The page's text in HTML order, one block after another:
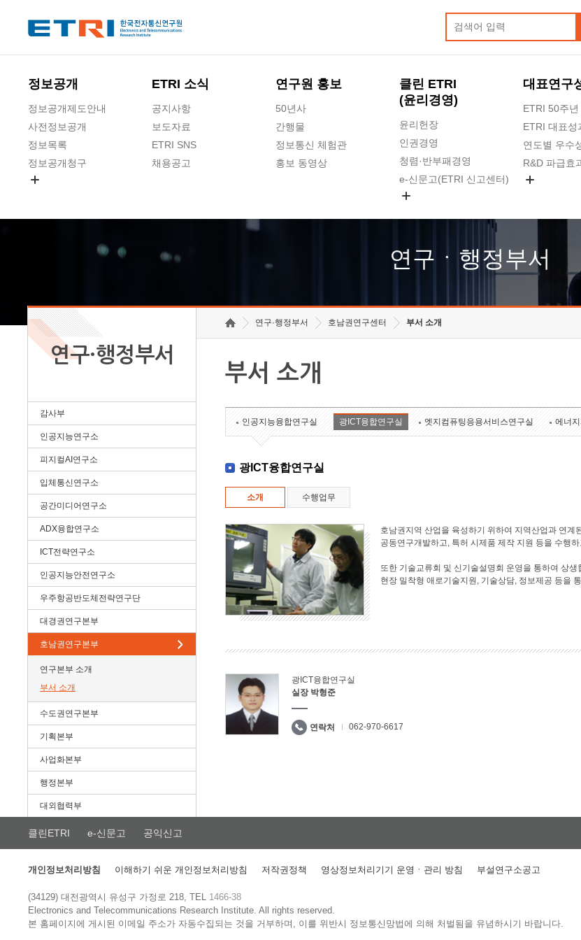
정보공개
정보공개제도안내
사전정보공개
정보목록
정보공개청구
ETRI 소식
공지사항
보도자료
ETRI SNS
채용공고
연구원 홍보
50년사
간행물
정보통신 체험관
홍보 동영상
클린 ETRI
(윤리경영)
윤리헌장
인권경영
청렴·반부패경영
e-신문고(ETRI 신고센터)
고객의소리
수의계약 현황
대표연구
ETRI 50주
ETRI 대표성
연도별 우수
R&D 파급효
연구ㆍ행정부서
연구·행정부서
감사부
인공지능연구소
피지컬AI연구소
입체통신연구소
공간미디어연구소
ADX융합연구소
ICT전략연구소
인공지능안전연구소
우주항공반도체전략연구단
대경권연구본부
호남권연구본부
연구본부 소개
부서 소개
수도권연구본부
기획본부
사업화본부
행정본부
대외협력부
연구·행정부서 호남권연구센터 부서 소개
부서 소개
인공지능융합연구실 광ICT융합연구실 엣지컴퓨팅응용서비스연구실 에너
광ICT융합연구실
소개 수행업무
호남권지역 산업을 육성하기 위하여 지역산업과 연
공동연구개발하고, 특허 시제품 제작 지원 등을 수행
또한 기술교류회 및 신기술설명회 운영을 통하여 상
현장 밀착형 애로기술지원, 기술상담, 정보제공 등을
광ICT융합연구실
실장 박형준
연락처 062-970-6617
클린ETRI e-신문고 공익신고
개인정보처리방침 이해하기 쉬운 개인정보처리방침 저작권정책 영상정보처리기기 운영ㆍ관리 방침 부설연구소공고
(34129) 대전광역시 유성구 가정로 218, TEL 1466-38
Electronics and Telecommunications Research Institute.All rights reserved.
본 홈페이지에 게시된 이메일 주소가 자동수집되는 것을 거부하며, 이를 위반시 정보통신망법에 의해 처벌됨을 유념하시기 바랍니다.